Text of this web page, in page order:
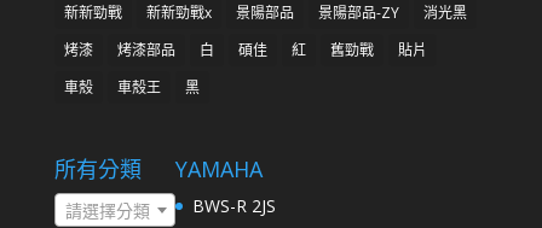
新新勁戰
新新勁戰x 景陽部品 景陽部品-ZY
消光黑
烤漆
烤漆部品 白 碩佳 紅 舊勁戰
貼片
車殼
車殼王 黑
所有分類
請選擇分類
YAMAHA
BWS-R 2JS